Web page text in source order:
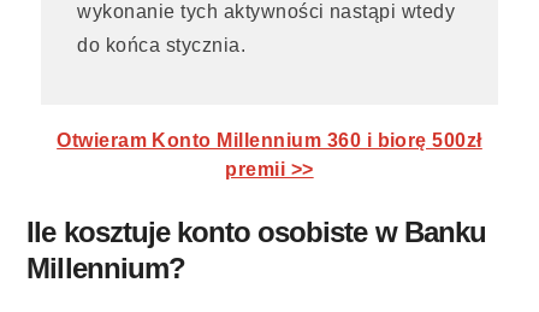
wykonanie tych aktywności nastąpi wtedy
do końca stycznia.
Otwieram Konto Millennium 360 i biorę 500zł
premii >>
Ile kosztuje konto osobiste w Banku
Millennium?